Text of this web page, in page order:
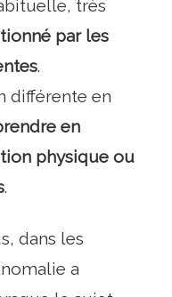
très
par les
.
différente en
en
physique ou
.
dans les
a